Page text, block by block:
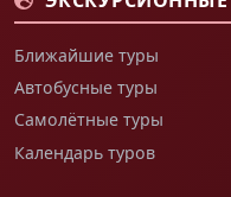
Ближайшие туры
Автобусные туры
Самолётные туры
Календарь туров